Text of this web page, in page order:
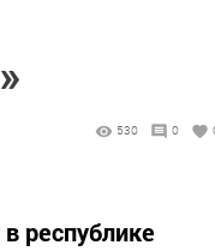
530 0
республике